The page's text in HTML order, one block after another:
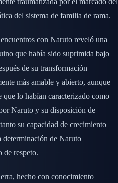
del sistema de familia de rama.
con Naruto reveló una
que había sido suprimida bajo
de su transformación
más amable y abierto, aunque
lo habían caracterizado como
Naruto y su disposición de
su capacidad de crecimiento
determinación de Naruto
de respeto.
hecho con conocimiento